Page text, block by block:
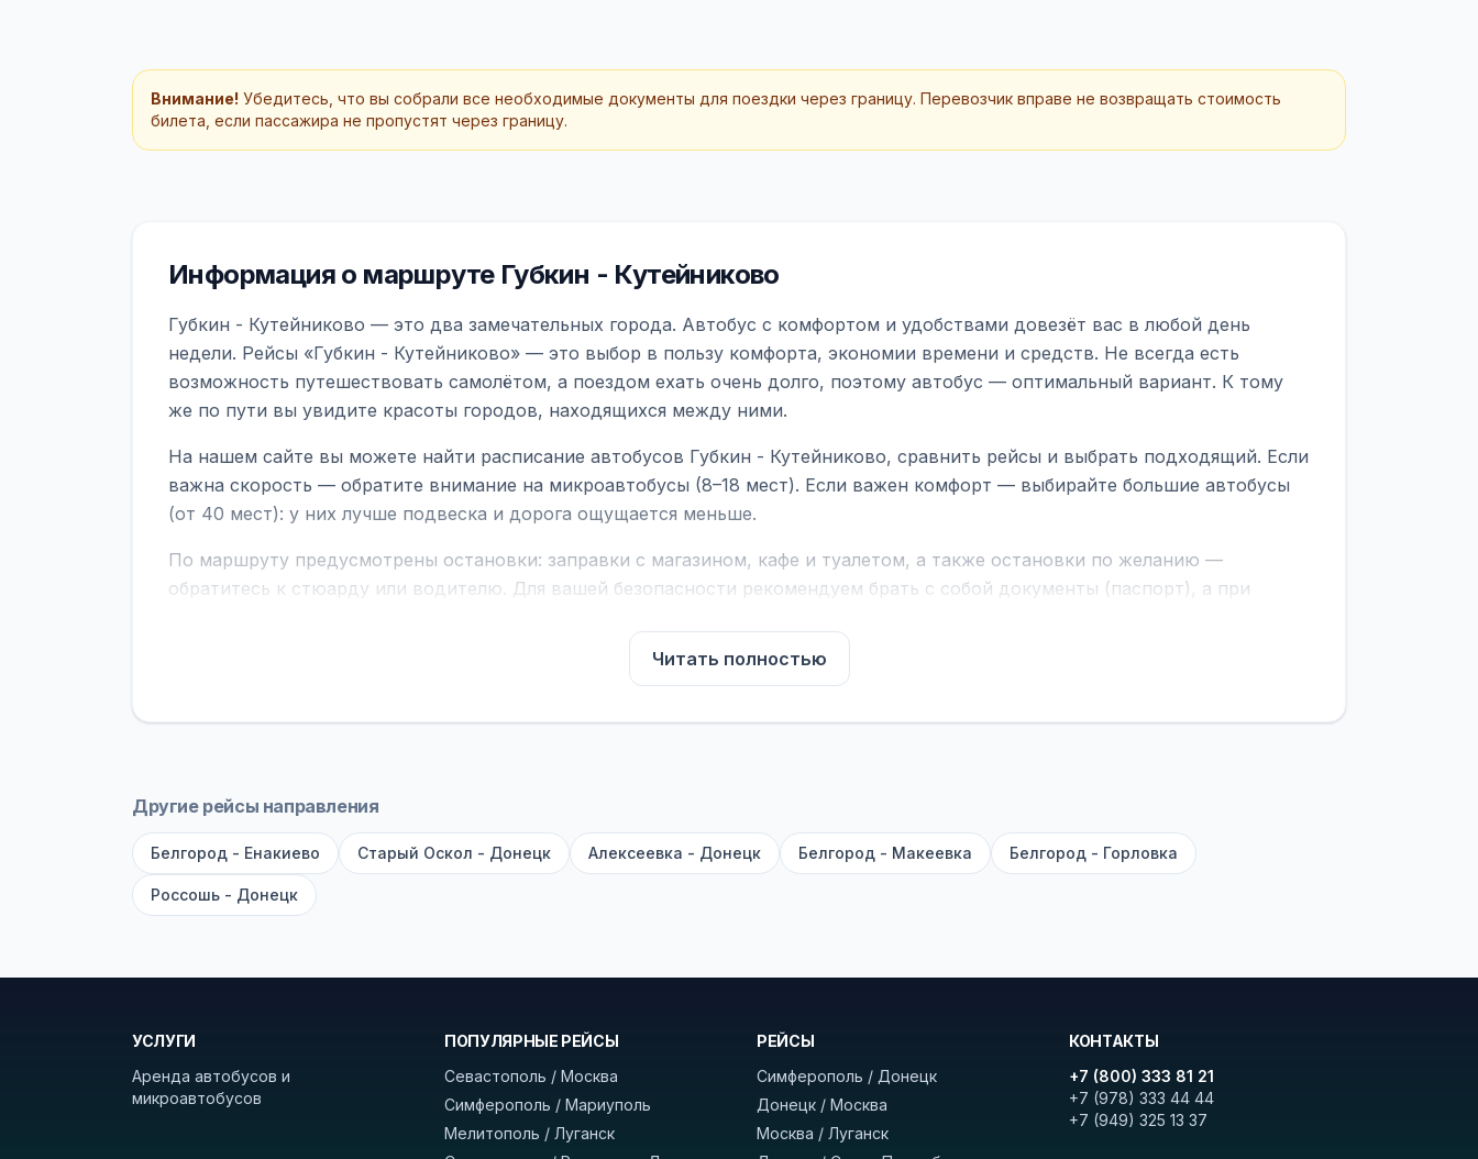
Внимание! Убедитесь, что вы собрали все необходимые документы для поездки через границу. Перевозчик вправе не возвращать стоимость
билета, если пассажира не пропустят через границу.
Информация о маршруте Губкин - Кутейниково
Губкин - Кутейниково — это два замечательных города. Автобус с комфортом и удобствами довезёт вас в любой день
недели. Рейсы «Губкин - Кутейниково» — это выбор в пользу комфорта, экономии времени и средств. Не всегда есть
возможность путешествовать самолётом, а поездом ехать очень долго, поэтому автобус — оптимальный вариант. К тому
же по пути вы увидите красоты городов, находящихся между ними.
На нашем сайте вы можете найти расписание автобусов Губкин - Кутейниково, сравнить рейсы и выбрать подходящий. Если
важна скорость — обратите внимание на микроавтобусы (8–18 мест). Если важен комфорт — выбирайте большие автобусы
(от 40 мест): у них лучше подвеска и дорога ощущается меньше.
По маршруту предусмотрены остановки: заправки с магазином, кафе и туалетом, а также остановки по желанию —
обратитесь к стюарду или водителю. Для вашей безопасности рекомендуем брать с собой документы (паспорт), а при
В автобусах есть всё необходимое для комфортной поездки: регулировка сидений, кондиционер, отопление, зарядка
устройств, вода, пледы. На больших автобусах работают стюарды. У нас
оплата производится только при посадке, печатать билет заранее не нужно.
рейсов вы увидите время выезда, место посадки, время и место прибытия, время в пути и цену. Кнопка «Детали рейса»
Удачных поездок! С уважением, командаBUSTRIP.PRO
Читать полностью
Другие рейсы направления
Белгород - Енакиево Старый Оскол - Донецк Алексеевка - Донецк Белгород - Макеевка Белгород - Горловка
Россошь - Донецк
УСЛУГИ
Аренда автобусов и
микроавтобусов
ПОПУЛЯРНЫЕ РЕЙСЫ
Севастополь / Москва
Симферополь / Мариуполь
Мелитополь / Луганск
РЕЙСЫ
Симферополь / Донецк
Донецк / Москва
Москва / Луганск
КОНТАКТЫ
+7 (800) 333 81 21
+7 (978) 333 44 44
+7 (949) 325 13 37